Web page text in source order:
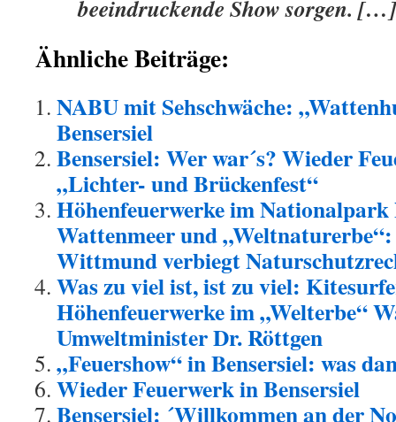
beeindruckende Show sorgen. […]
Ähnliche Beiträge:
NABU mit Sehschwäche:
Bensersiel
Bensersiel: Wer war´s? Wieder
„Lichter- und Brückenfest“
Höhenfeuerwerke im Nationalpark
Wattenmeer und
Wittmund verbiegt
Was zu viel ist, ist zu viel:
Höhenfeuerwerke im „Welterbe“
Umweltminister Dr. Röttgen
„Feuershow“ in Bensersiel: was
Wieder Feuerwerk in Bensersiel
Bensersiel: ´Willkommen an der